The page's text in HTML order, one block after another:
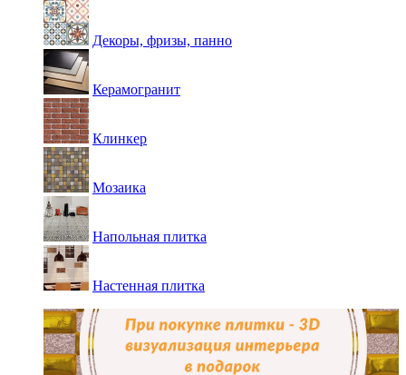
Декоры, фризы, панно
Керамогранит
Клинкер
Мозаика
Напольная плитка
Настенная плитка